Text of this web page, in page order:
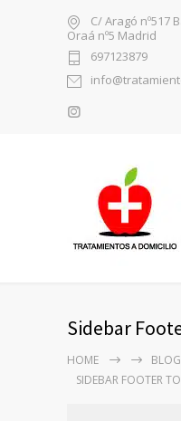
C/ Aragó nº517
Oraá nº5 Madrid
697123879
Sidebar
HOME
SIDEBAR FOOTER